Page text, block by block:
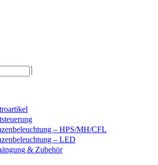
– HPS/MH/CFL
– LED
& Zubehör